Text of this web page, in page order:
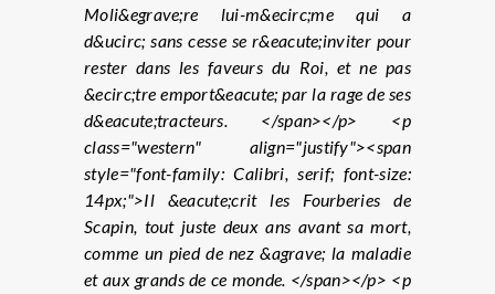
Moli&egrave;re lui-m&ecirc;me qui a
d&ucirc; sans cesse se r&eacute;inviter pour
rester dans les faveurs du Roi, et ne pas
&ecirc;tre emport&eacute; par la rage de ses
d&eacute;tracteurs. </span></p> <p
class="western" align="justify"><span
style="font-family: Calibri, serif; font-size:
14px;">Il &eacute;crit les Fourberies de
Scapin, tout juste deux ans avant sa mort,
comme un pied de nez &agrave; la maladie
et aux grands de ce monde. </span></p> <p